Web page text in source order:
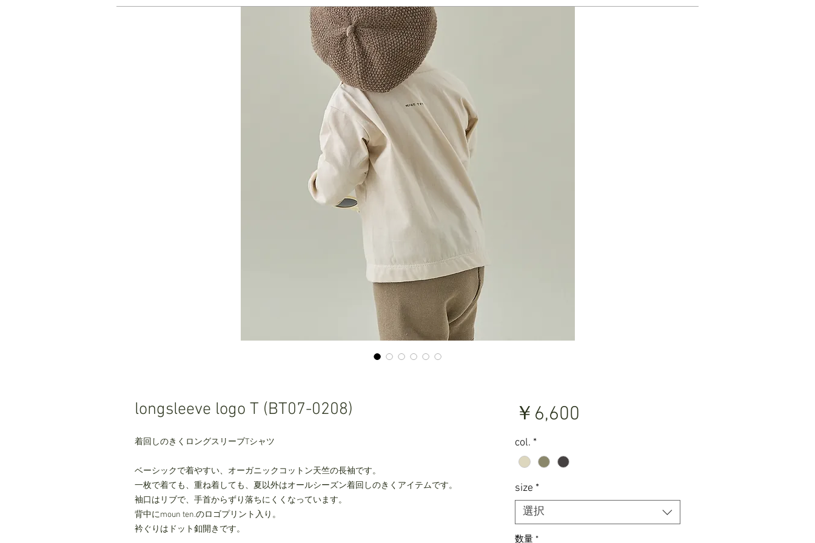
longsleeve logo T (BT07-0208)
着回しのきくロングスリーブTシャツ
ベーシックで着やすい、オーガニックコットン天竺の長袖です。
一枚で着ても、重ね着しても、夏以外はオールシーズン着回しのきくアイテムです。
袖口はリブで、手首からずり落ちにくくなっています。
背中にmoun ten.のロゴプリント入り。
衿ぐりはドット釦開きです。
￥6,600
col. *
size *
選択
数量 *